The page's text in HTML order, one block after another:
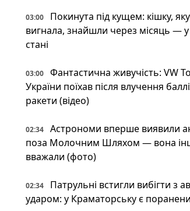
03:00
Покинута під кущем: кішку,
вигнала, знайшли через місяць —
стані
03:00
Фантастична живучість: VW
України поїхав після влучення
ракети (відео)
02:34
Астрономи вперше виявили
поза Молочним Шляхом — вона
вважали (фото)
02:34
Патрульні встигли вибігти з
ударом: у Краматорську є